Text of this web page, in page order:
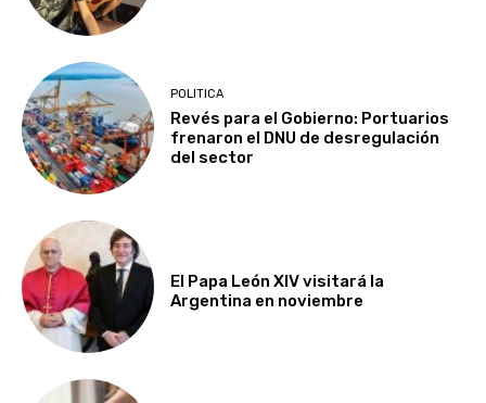
POLITICA
Revés para el Gobierno: Portuarios
frenaron el DNU de desregulación
del sector
El Papa León XIV visitará la
Argentina en noviembre